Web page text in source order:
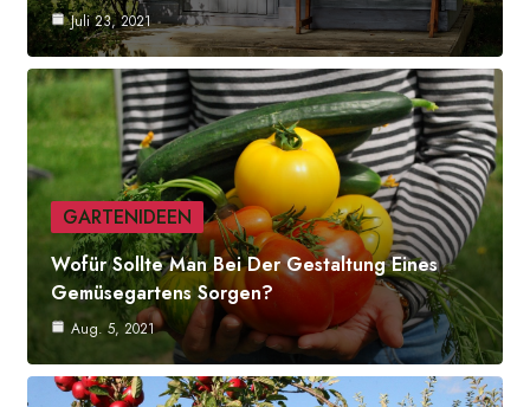
Juli 23, 2021
GARTENIDEEN
Wofür Sollte Man Bei Der Gestaltung Eines
Gemüsegartens Sorgen?
Aug. 5, 2021